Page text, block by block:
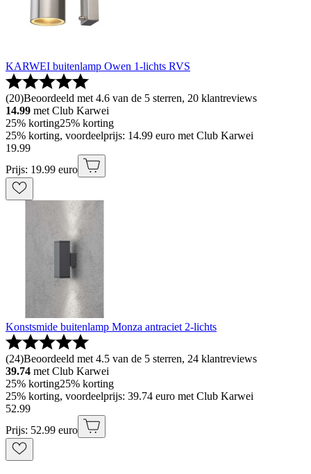
KARWEI buitenlamp Owen 1-lichts RVS
(20)Beoordeeld met 4.6 van de 5 sterren, 20 klantreviews
14.99 met Club Karwei
25% korting25% korting
25% korting, voordeelprijs: 14.99 euro met Club Karwei
19.99
Prijs: 19.99 euro
Konstsmide buitenlamp Monza antraciet 2-lichts
(24)Beoordeeld met 4.5 van de 5 sterren, 24 klantreviews
39.74 met Club Karwei
25% korting25% korting
25% korting, voordeelprijs: 39.74 euro met Club Karwei
52.99
Prijs: 52.99 euro